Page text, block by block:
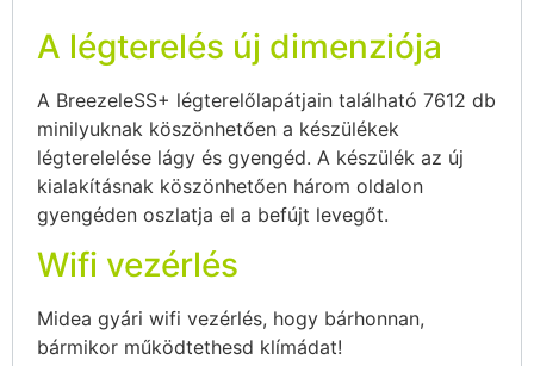
A légterelés új dimenziója
A BreezeleSS+ légterelőlapátjain található 7612 db
minilyuknak köszönhetően a készülékek
légterelelése lágy és gyengéd. A készülék az új
kialakításnak köszönhetően három oldalon
gyengéden oszlatja el a befújt levegőt.
Wifi vezérlés
Midea gyári wifi vezérlés, hogy bárhonnan,
bármikor működtethesd klímádat!